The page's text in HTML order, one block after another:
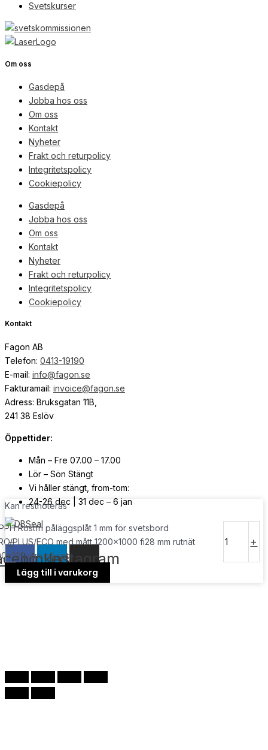
Svetskurser
Om oss
Gasdepå
Jobba hos oss
Om oss
Kontakt
Nyheter
Frakt och returpolicy
Integritetspolicy
Cookiepolicy
Gasdepå
Jobba hos oss
Om oss
Kontakt
Nyheter
Frakt och returpolicy
Integritetspolicy
Cookiepolicy
Kontakt
Fagon AB
Telefon: 0413-19190
E-mail: info@fagon.se
Fakturamail: invoice@fagon.se
Adress: Bruksgatan 11B,
241 38 Eslöv
Öppettider:
Mån – Fre 07.00 – 17.00
Lör – Sön Stängt
Vi håller stängt, from-tom:
24-26 dec | 31 dec – 6 jan
© Copyright 2026 | Webb avSvensk Media Partner
Linkedin
Instagram
Kan restnoteras
-
Rostfri påläggsplåt 1 mm för svetsbord
PLUS/ECO med mått 1200x1000 fi28 mm rutnät
mm mängd
+
Lägg till i varukorg